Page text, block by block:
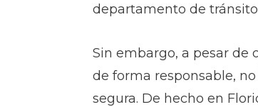
departamento de
Sin embargo, a pesar de
de forma responsable,
segura. De hecho en